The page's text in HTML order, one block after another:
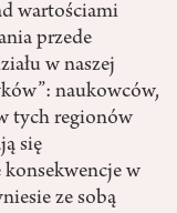
wartościami
przede
w naszej
naukowców,
tych regionów
się
w
ze sobą